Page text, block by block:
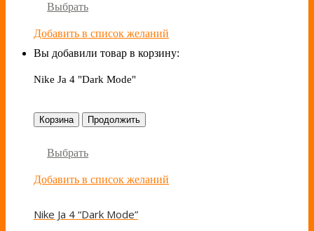
Выбрать
Добавить в список желаний
Вы добавили товар в корзину:
Nike Ja 4 "Dark Mode"
Корзина Продолжить
Выбрать
Добавить в список желаний
Nike Ja 4 “Dark Mode”